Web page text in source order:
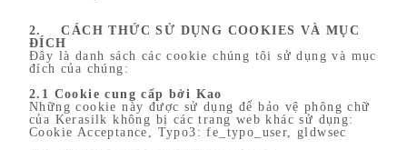
2. CÁCH THỨC SỬ DỤNG COOKIES VÀ MỤC
ĐÍCH
Đây là danh sách các cookie chúng tôi sử dụng và mục
đích của chúng:
2.1 Cookie cung cấp bởi Kao
Những cookie này được sử dụng để bảo vệ phông chữ
của Kerasilk không bị các trang web khác sử dụng:
Cookie Acceptance, Typo3: fe_typo_user, gldwsec